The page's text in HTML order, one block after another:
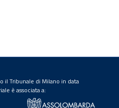
il Tribunale di Milano in data
è associata a: